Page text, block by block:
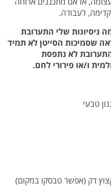
לעבודה.
ניסיונות שלי התערובת
שסמיכות הסייטן לא תמיד
לא נתפסת
ו/או פירורי לחם.